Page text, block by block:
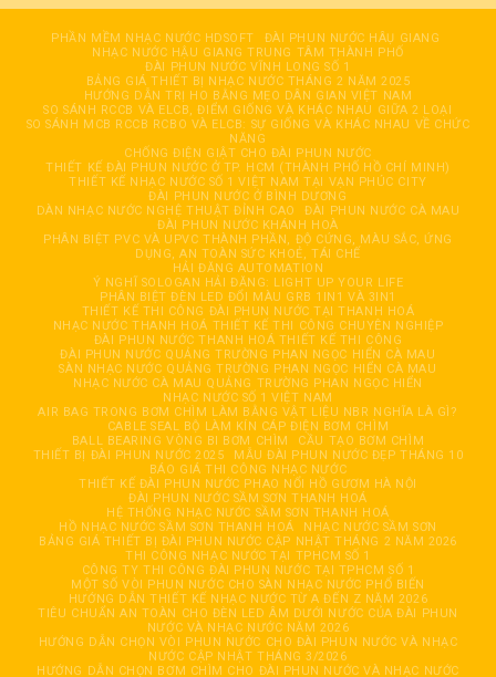
PHẦN MỀM NHẠC NƯỚC HDSOFT
ĐÀI PHUN NƯỚC HÂỤ GIANG
NHẠC NƯỚC HẬU GIANG TRUNG TÂM THÀNH PHỐ
ĐÀI PHUN NƯỚC VĨNH LONG SỐ 1
BẢNG GIÁ THIẾT BỊ NHẠC NƯỚC THÁNG 2 NĂM 2025
HƯỚNG DẪN TRỊ HO BẰNG MẸO DÂN GIAN VIỆT NAM
SO SÁNH RCCB VÀ ELCB, ĐIỂM GIỐNG VÀ KHÁC NHAU GIỮA 2 LOẠI
SO SÁNH MCB RCCB RCBO VÀ ELCB: SỰ GIỐNG VÀ KHÁC NHAU VỀ CHỨC
NĂNG
CHỐNG ĐIỆN GIẬT CHO ĐÀI PHUN NƯỚC
THIẾT KẾ ĐÀI PHUN NƯỚC Ở TP. HCM (THÀNH PHỐ HỒ CHÍ MINH)
THIẾT KẾ NHẠC NƯỚC SỐ 1 VIỆT NAM TẠI VẠN PHÚC CITY
ĐÀI PHUN NƯỚC Ở BÌNH DƯƠNG
DÀN NHẠC NƯỚC NGHỆ THUẬT ĐỈNH CAO
ĐÀI PHUN NƯỚC CÀ MAU
ĐÀI PHUN NƯỚC KHÁNH HOÀ
PHÂN BIỆT PVC VÀ UPVC THÀNH PHẦN, ĐỘ CỨNG, MÀU SẮC, ỨNG
DỤNG, AN TOÀN SỨC KHOẺ, TÁI CHẾ
HẢI ĐĂNG AUTOMATION
Ý NGHĨ SOLOGAN HẢI ĐĂNG: LIGHT UP YOUR LIFE
PHÂN BIỆT ĐÈN LED ĐỔI MÀU GRB 1IN1 VÀ 3IN1
THIẾT KẾ THI CÔNG ĐÀI PHUN NƯỚC TẠI THANH HOÁ
NHẠC NƯỚC THANH HOÁ THIẾT KẾ THI CÔNG CHUYÊN NGHIỆP
ĐÀI PHUN NƯỚC THANH HOÁ THIẾT KẾ THI CÔNG
ĐÀI PHUN NƯỚC QUẢNG TRƯỜNG PHAN NGỌC HIỂN CÀ MAU
SÀN NHẠC NƯỚC QUẢNG TRƯỜNG PHAN NGỌC HIỂN CÀ MAU
NHẠC NƯỚC CÀ MAU QUẢNG TRƯỜNG PHAN NGỌC HIỂN
NHẠC NƯỚC SỐ 1 VIỆT NAM
AIR BAG TRONG BƠM CHÌM LÀM BẰNG VẬT LIỆU NBR NGHĨA LÀ GÌ?
CABLE SEAL BỘ LÀM KÍN CÁP ĐIỆN BƠM CHÌM
BALL BEARING VÒNG BI BƠM CHÌM
CẦU TẠO BƠM CHÌM
THIẾT BỊ ĐÀI PHUN NƯỚC 2025
MẪU ĐÀI PHUN NƯỚC ĐẸP THÁNG 10
BÁO GIÁ THI CÔNG NHẠC NƯỚC
THIẾT KẾ ĐÀI PHUN NƯỚC PHAO NỔI HỒ GƯƠM HÀ NỘI
ĐÀI PHUN NƯỚC SẦM SƠN THANH HOÁ
HỆ THỐNG NHẠC NƯỚC SẦM SƠN THANH HOÁ
HỒ NHẠC NƯỚC SẦM SƠN THANH HOÁ
NHẠC NƯỚC SẦM SƠN
BẢNG GIÁ THIẾT BỊ ĐÀI PHUN NƯỚC CẬP NHẬT THÁNG 2 NĂM 2026
THI CÔNG NHẠC NƯỚC TẠI TPHCM SỐ 1
CÔNG TY THI CÔNG ĐÀI PHUN NƯỚC TẠI TPHCM SỐ 1
MỘT SỐ VÒI PHUN NƯỚC CHO SÀN NHẠC NƯỚC PHỔ BIẾN
HƯỚNG DẪN THIẾT KẾ NHẠC NƯỚC TỪ A ĐẾN Z NĂM 2026
TIÊU CHUẨN AN TOÀN CHO ĐÈN LED ÂM DƯỚI NƯỚC CỦA ĐÀI PHUN
NƯỚC VÀ NHẠC NƯỚC NĂM 2026
HƯỚNG DẪN CHỌN VÒI PHUN NƯỚC CHO ĐÀI PHUN NƯỚC VÀ NHẠC
NƯỚC CẬP NHẬT THÁNG 3/2026
HƯỚNG DẪN CHỌN BƠM CHÌM CHO ĐÀI PHUN NƯỚC VÀ NHẠC NƯỚC